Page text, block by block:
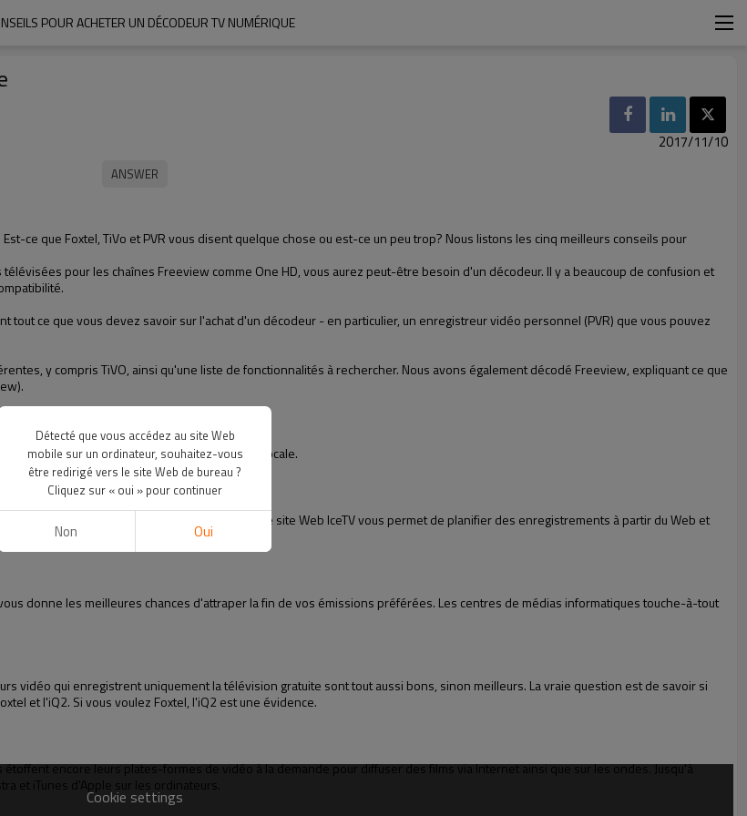
POUR ACHETER UN DÉCODEUR TV NUMÉRIQUE
2017/11/10
ce que Foxtel, TiVo et PVR vous disent quelque chose ou est-ce un peu trop? Nous listons les cinq meilleurs conseils pour
pour les chaînes Freeview comme One HD, vous aurez peut-être besoin d'un décodeur. Il y a beaucoup de confusion et
tout ce que vous devez savoir sur l'achat d'un décodeur - en particulier, un enregistreur vidéo personnel (PVR) que vous pouvez
y compris TiVO, ainsi qu'une liste de fonctionnalités à rechercher. Nous avons également décodé Freeview, expliquant ce que
maintenant dans votre agence de presse locale.
à distance peut venir à la rescousse - le site Web IceTV vous permet de planifier des enregistrements à partir du Web et
donne les meilleures chances d'attraper la fin de vos émissions préférées. Les centres de médias informatiques touche-à-tout
vidéo qui enregistrent uniquement la télévision gratuite sont tout aussi bons, sinon meilleurs. La vraie question est de savoir si
et l'iQ2. Si vous voulez Foxtel, l'iQ2 est une évidence.
encore leurs plates-formes de vidéo à la demande pour diffuser des films via Internet ainsi que sur les ondes. Jusqu'à
et iTunes d'Apple sur les ordinateurs.
Cookie settings
Détecté que vous accédez au site Web
mobile sur un ordinateur, souhaitez-vous
être redirigé vers le site Web de bureau ?
Cliquez sur « oui » pour continuer
Non Oui